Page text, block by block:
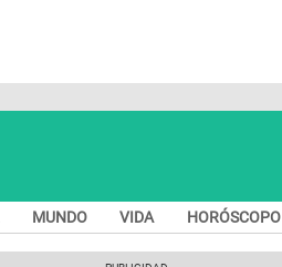
MUNDO VIDA HORÓSCOPO